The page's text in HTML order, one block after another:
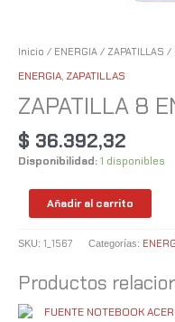
Inicio / ENERGIA / ZAPATILLAS /
ENERGIA, ZAPATILLAS
ZAPATILLA 8
$ 36.392,32
Disponibilidad:1 disponibles
Añadir al carrito
SKU: 1_1567 Categorías:
Productos